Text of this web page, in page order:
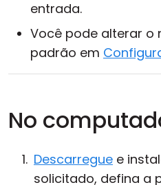
entrada.
Você pode alterar o
padrão em
No
Descarregue e
solicitado, defina a